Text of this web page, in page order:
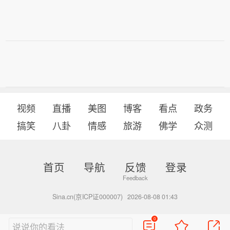
视频 直播 美图 博客 看点
政务
搞笑
八卦 情感 旅游 佛学 众测
首页 导航 反馈 登录
Sina.cn(京ICP证000007) 2026-08-08 01:43
说说你的看法
0